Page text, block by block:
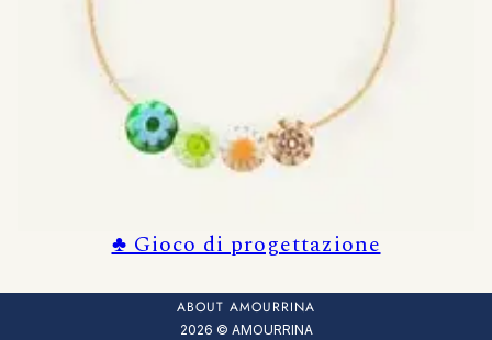
♣️ Gioco di progettazione
ABOUT AMOURRINA
2026 © AMOURRINA